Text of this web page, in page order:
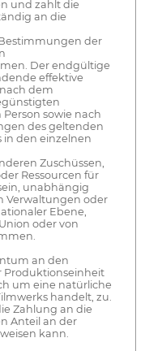
und zahlt die
an die
der
Der endgültige
effektive
dem
sowie nach
des geltenden
den einzelnen
Zuschüssen,
Ressourcen für
unabhängig
Verwaltungen oder
Ebene,
oder von
an den
Produktionseinheit
um eine natürliche
handelt, zu.
Zahlung an die
Anteil an der
kann.